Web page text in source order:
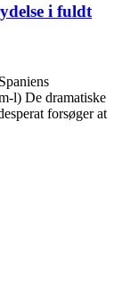
i fuldt
l) De dramatiske
forsøger at